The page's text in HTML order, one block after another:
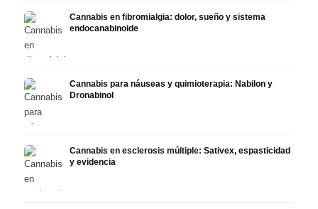
Cannabis en fibromialgia: dolor, sueño y sistema
endocanabinoide
Cannabis para náuseas y quimioterapia: Nabilon y
Dronabinol
Cannabis en esclerosis múltiple: Sativex, espasticidad
y evidencia